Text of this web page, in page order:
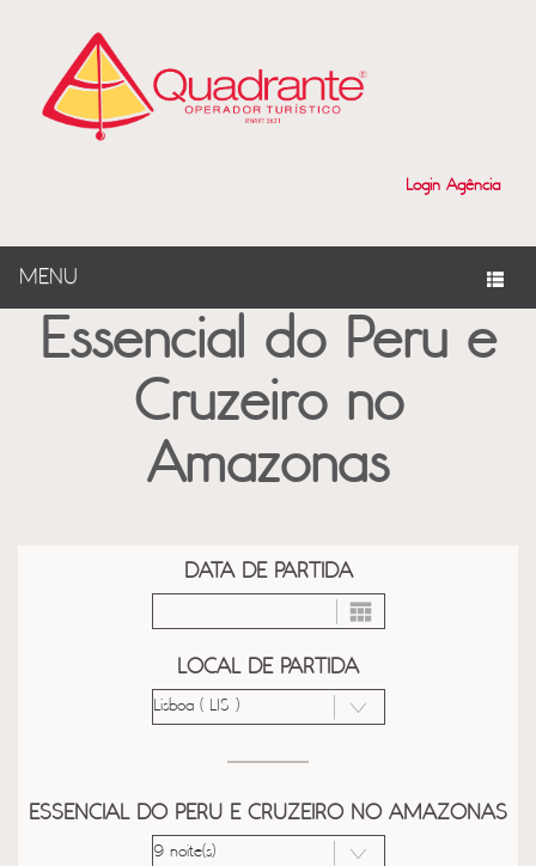
Login Agência
MENU
Essencial do Peru e
Cruzeiro no
Amazonas
DATA DE PARTIDA
LOCAL DE PARTIDA
ESSENCIAL DO PERU E CRUZEIRO NO AMAZONAS